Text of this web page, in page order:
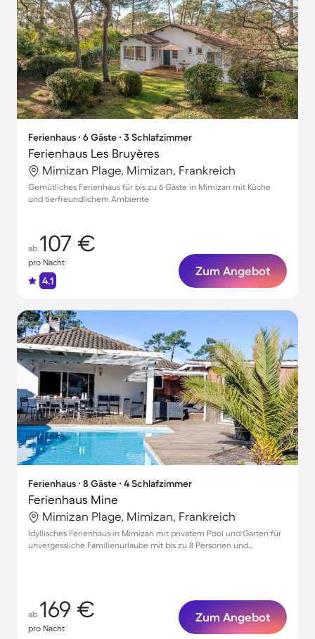
Ferienhaus ∙ 6 Gäste ∙ 3 Schlafzimmer
Ferienhaus Les Bruyères
Mimizan Plage, Mimizan, Frankreich
Gemütliches Ferienhaus für bis zu 6 Gäste in Mimizan mit Küche
und tierfreundlichem Ambiente
ab 107 €
pro Nacht
4.1
Zum Angebot
Ferienhaus ∙ 8 Gäste ∙ 4 Schlafzimmer
Ferienhaus Mine
Mimizan Plage, Mimizan, Frankreich
Idyllisches Ferienhaus in Mimizan mit privatem Pool und Garten für
unvergessliche Familienurlaube mit bis zu 8 Personen und
ab 169 €
pro Nacht
Zum Angebot